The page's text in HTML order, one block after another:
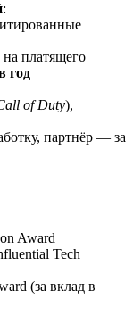
:
платящего
год
of Duty),
партнёр — за
Award
Tech
(за вклад в